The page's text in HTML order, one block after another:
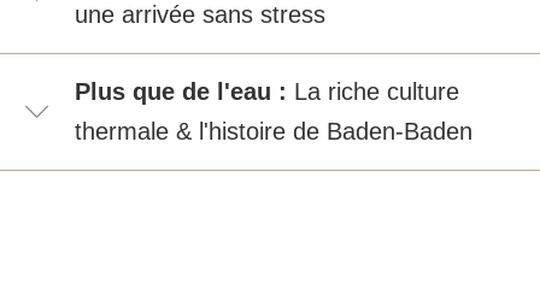
une arrivée sans stress
Plus que de l'eau : La riche culture
thermale & l'histoire de Baden-Baden